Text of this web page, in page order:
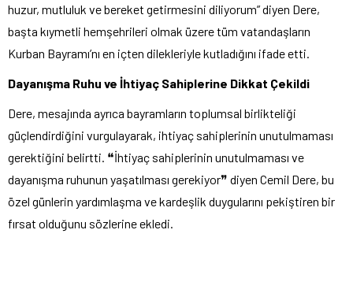
huzur, mutluluk ve bereket getirmesini diliyorum” diyen Dere,
başta kıymetli hemşehrileri olmak üzere tüm vatandaşların
Kurban Bayramı’nı en içten dilekleriyle kutladığını ifade etti.
Dayanışma Ruhu ve İhtiyaç Sahiplerine Dikkat Çekildi
Dere, mesajında ayrıca bayramların toplumsal birlikteliği
güçlendirdiğini vurgulayarak, ihtiyaç sahiplerinin unutulmaması
gerektiğini belirtti. ❝İhtiyaç sahiplerinin unutulmaması ve
dayanışma ruhunun yaşatılması gerekiyor❞ diyen Cemil Dere, bu
özel günlerin yardımlaşma ve kardeşlik duygularını pekiştiren bir
fırsat olduğunu sözlerine ekledi.